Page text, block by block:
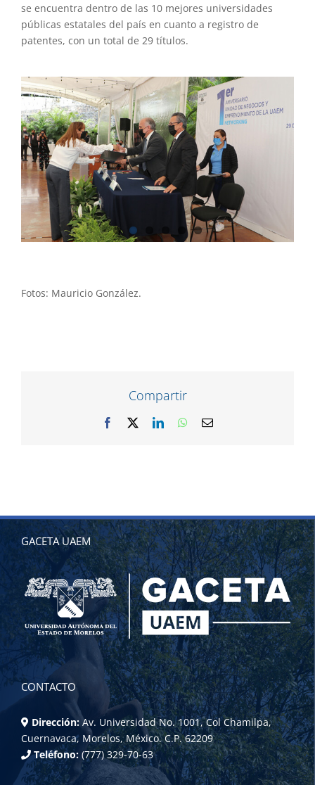
se encuentra dentro de las 10 mejores universidades
públicas estatales del país en cuanto a registro de
patentes, con un total de 29 títulos.
Fotos: Mauricio González.
Compartir
Facebook LinkedInWhatsApp
Correo
GACETA UAEM
CONTACTO
Dirección: Av. Universidad No. 1001, Col Chamilpa,
Cuernavaca, Morelos, México. C.P. 62209
Teléfono: (777) 329-70-63